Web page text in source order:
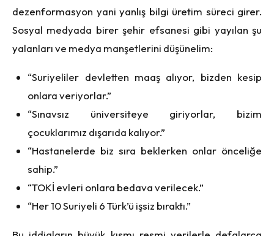
dezenformasyon yani yanlış bilgi üretim süreci girer.
Sosyal medyada birer şehir efsanesi gibi yayılan şu
yalanları ve medya manşetlerini düşünelim:
“Suriyeliler devletten maaş alıyor, bizden kesip
onlara veriyorlar.”
“Sınavsız üniversiteye giriyorlar, bizim
çocuklarımız dışarıda kalıyor.”
“Hastanelerde biz sıra beklerken onlar önceliğe
sahip.”
“TOKİ evleri onlara bedava verilecek.”
“Her 10 Suriyeli 6 Türk’ü işsiz bıraktı.”